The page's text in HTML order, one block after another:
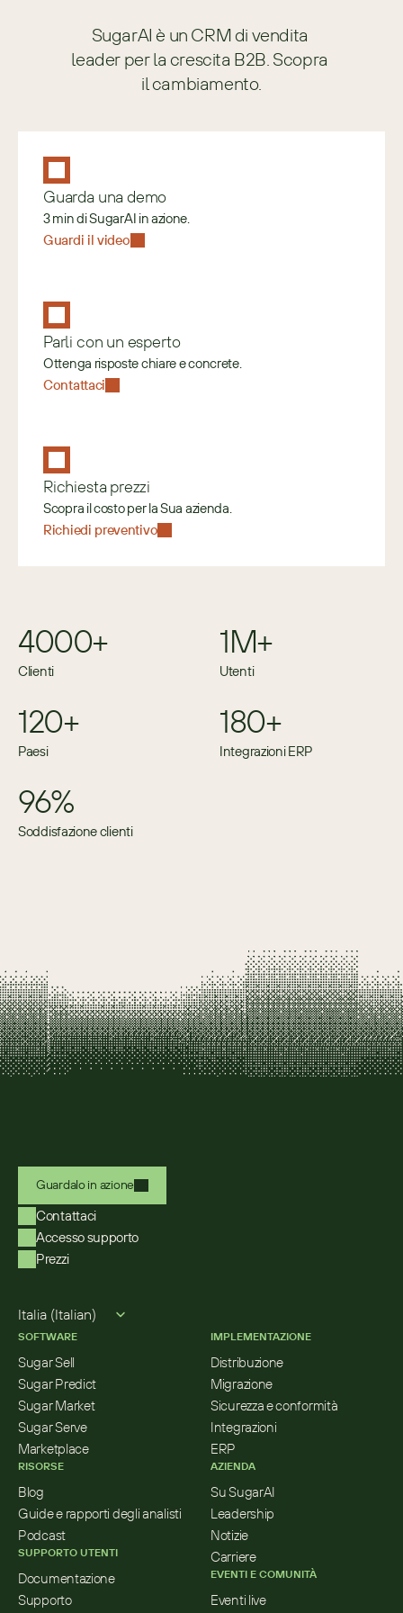
SugarAI è un CRM di vendita
leader per la crescita B2B. Scopra
il cambiamento.
Guarda una demo
3 min di SugarAI in azione.
Guardi il video
Parli con un esperto
Ottenga risposte chiare e concrete.
Contattaci
Richiesta prezzi
Scopra il costo per la Sua azienda.
Richiedi preventivo
4000+
Clienti
1M+
Utenti
120+
Paesi
180+
Integrazioni ERP
96%
Soddisfazione clienti
Guardalo in azione
Contattaci
Accesso supporto
Prezzi
Italia (Italian)
SOFTWARE
Sugar Sell
Sugar Predict
Sugar Market
Sugar Serve
Marketplace
RISORSE
Blog
Guide e rapporti degli analisti
Podcast
SUPPORTO UTENTI
Documentazione
Supporto
IMPLEMENTAZIONE
Distribuzione
Migrazione
Sicurezza e conformità
Integrazioni
ERP
AZIENDA
Su SugarAI
Leadership
Notizie
Carriere
EVENTI E COMUNITÀ
Eventi live